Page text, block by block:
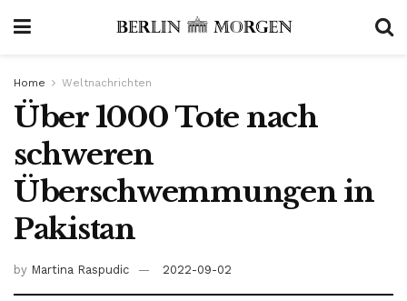
Home Weltnachrichten
Über 1000 Tote nach
schweren
Überschwemmungen in
Pakistan
by Martina Raspudic 2022-09-02